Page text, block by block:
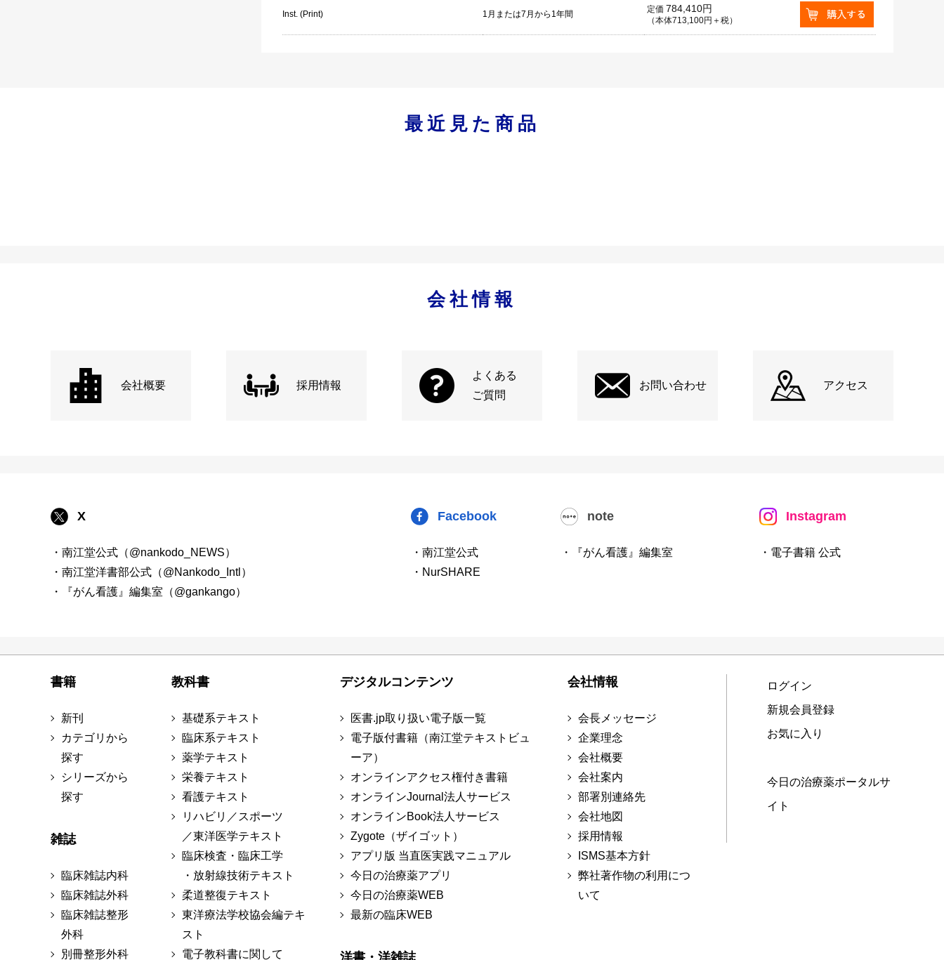
Inst. (Print) 1月または7月から1年間 定価 784,410円
（本体713,100円＋税）
最近見た商品
会社情報
会社概要 採用情報
よくある
ご質問
お問い合わせ アクセス
X
・南江堂公式（@nankodo_NEWS）
・南江堂洋書部公式（@Nankodo_Intl）
・『がん看護』編集室（@gankango）
Facebook
・南江堂公式
・NurSHARE
note
・『がん看護』編集室
Instagram
・電子書籍 公式
書籍
新刊
カテゴリから
探す
シリーズから
探す
雑誌
臨床雑誌内科
臨床雑誌外科
臨床雑誌整形
外科
別冊整形外科
教科書
基礎系テキスト
臨床系テキスト
薬学テキスト
栄養テキスト
看護テキスト
リハビリ／スポーツ
／東洋医学テキスト
臨床検査・臨床工学
・放射線技術テキスト
柔道整復テキスト
東洋療法学校協会編テキ
スト
電子教科書に関して
デジタルコンテンツ
医書.jp取り扱い電子版一覧
電子版付書籍（南江堂テキストビュ
ーア）
オンラインアクセス権付き書籍
オンラインJournal法人サービス
オンラインBook法人サービス
Zygote（ザイゴット）
アプリ版 当直医実践マニュアル
今日の治療薬アプリ
今日の治療薬WEB
最新の臨床WEB
洋書・洋雑誌
会社情報
会長メッセージ
企業理念
会社概要
会社案内
部署別連絡先
会社地図
採用情報
ISMS基本方針
弊社著作物の利用につ
いて
ログイン
新規会員登録
お気に入り
今日の治療薬ポータルサ
イト